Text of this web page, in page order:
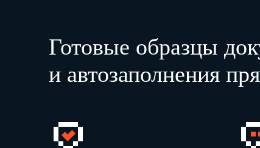
Готовые образцы
и автозаполнения